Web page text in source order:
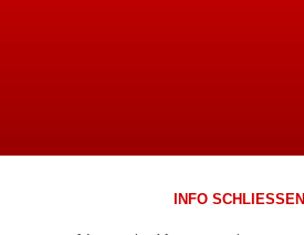
INFO SCHLIESSEN